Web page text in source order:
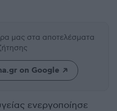
μας στα αποτελέσματα
on Google
ενεργοποίησε